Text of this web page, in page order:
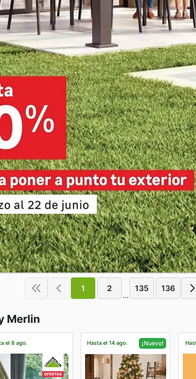
1 2
...
135 136
Merlin
el 8 ago. Hasta el 14 ago. ¡Nuevo!